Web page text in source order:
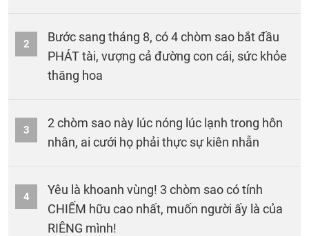
2
Bước sang tháng 8, có 4 chòm sao bắt đầu
PHÁT tài, vượng cả đường con cái, sức khỏe
thăng hoa
3
2 chòm sao này lúc nóng lúc lạnh trong hôn
nhân, ai cưới họ phải thực sự kiên nhẫn
4
Yêu là khoanh vùng! 3 chòm sao có tính
CHIẾM hữu cao nhất, muốn người ấy là của
RIÊNG mình!